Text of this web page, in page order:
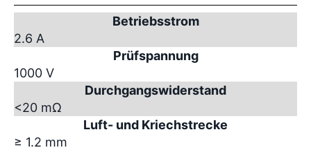
Betriebsstrom
2.6 A
Prüfspannung
1000 V
Durchgangswiderstand
<20 mΩ
Luft- und Kriechstrecke
≥ 1.2 mm